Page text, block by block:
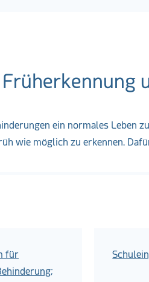
ein normales Leben
wie möglich zu erkennen.
für